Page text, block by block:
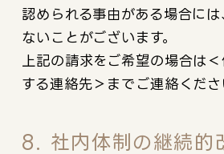
認められる事由がある場合に
ないことがございます。
上記の請求をご希望の場合は
する連絡先＞までご連絡くださ
8. 社内体制の継続的